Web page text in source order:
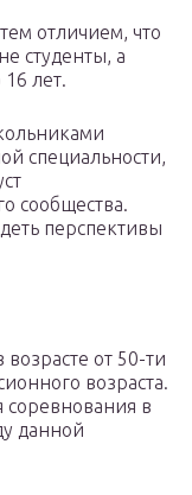
отличием, что
студенты, а
лет.
специальности,
сообщества.
перспективы
от 50-ти
возраста.
соревнования в
данной